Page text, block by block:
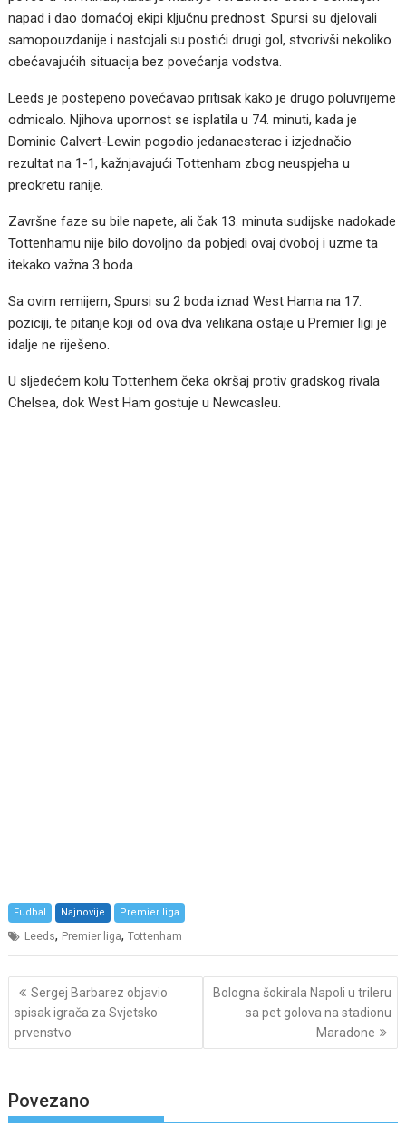
napad i dao domaćoj ekipi ključnu prednost. Spursi su djelovali
samopouzdanije i nastojali su postići drugi gol, stvorivši nekoliko
obećavajućih situacija bez povećanja vodstva.
Leeds je postepeno povećavao pritisak kako je drugo poluvrijeme
odmicalo. Njihova upornost se isplatila u 74. minuti, kada je
Dominic Calvert-Lewin pogodio jedanaesterac i izjednačio
rezultat na 1-1, kažnjavajući Tottenham zbog neuspjeha u
preokretu ranije.
Završne faze su bile napete, ali čak 13. minuta sudijske nadokade
Tottenhamu nije bilo dovoljno da pobjedi ovaj dvoboj i uzme ta
itekako važna 3 boda.
Sa ovim remijem, Spursi su 2 boda iznad West Hama na 17.
poziciji, te pitanje koji od ova dva velikana ostaje u Premier ligi je
idalje ne riješeno.
U sljedećem kolu Tottenhem čeka okršaj protiv gradskog rivala
Chelsea, dok West Ham gostuje u Newcasleu.
Fudbal Najnovije Premier liga
Leeds, Premier liga,Tottenham
Post
navigation
Sergej Barbarez objavio
spisak igrača za Svjetsko
prvenstvo
Bologna šokirala Napoli u trileru
sa pet golova na stadionu
Maradone
Povezano